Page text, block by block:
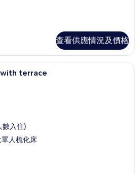
查看供應情況及價格
Suite Superior Tibidabo with terrace
terrace
數入住)
單人梳化床